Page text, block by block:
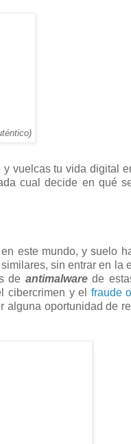
vuelcas tu vida digital
cual decide en qué
este mundo, y suelo
sin entrar en la
de antimalwarede
cibercrimen y el fraude
alguna oportunidad de